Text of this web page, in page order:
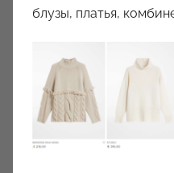
блузы, платья,